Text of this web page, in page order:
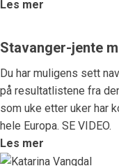
Les mer
Stavanger-jente
Du har muligens sett
på resultatlistene fra
som uke etter uker har
hele Europa. SE VIDEO.
Les mer